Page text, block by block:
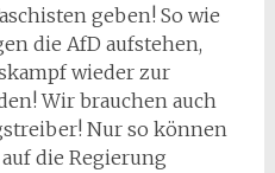
geben! So wie
die AfD aufstehen,
wieder zur
Wir brauchen auch
Nur so können
die Regierung